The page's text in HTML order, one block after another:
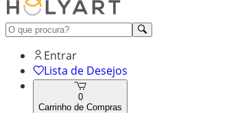
Entrar
Lista de Desejos
0
Carrinho de Compras